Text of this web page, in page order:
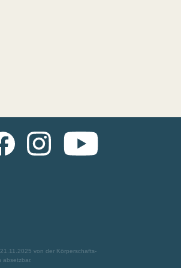
InstagramYouTube
von der Körperschafts-
absetzbar.